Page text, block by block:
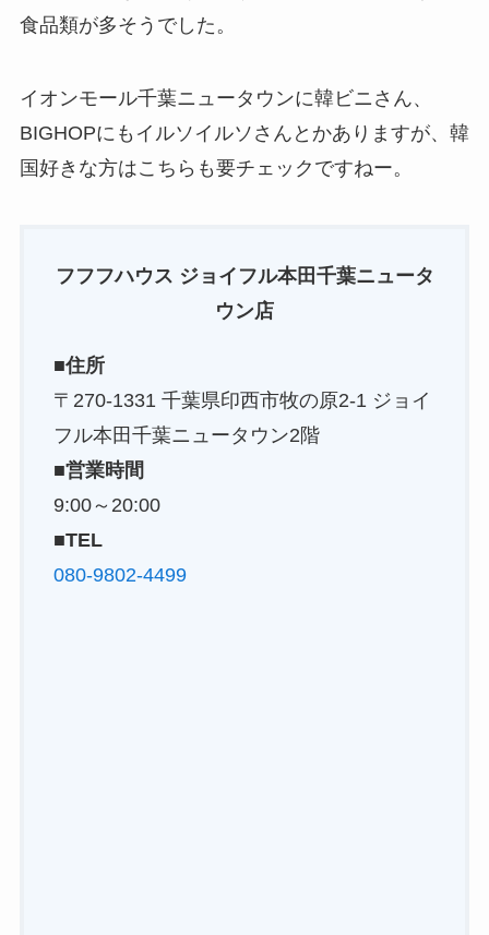
食品類が多そうでした。
イオンモール千葉ニュータウンに韓ビニさん、
BIGHOPにもイルソイルソさんとかありますが、韓
国好きな方はこちらも要チェックですねー。
フフフハウス ジョイフル本田千葉ニュータ
ウン店
■住所
〒270-1331 千葉県印西市牧の原2-1 ジョイ
フル本田千葉ニュータウン2階
■営業時間
9:00～20:00
■TEL
080-9802-4499